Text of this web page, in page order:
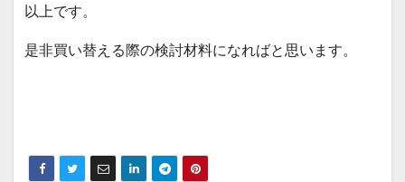
以上です。
是非買い替える際の検討材料になればと思います。